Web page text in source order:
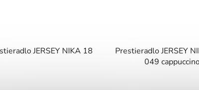
JERSEY NIKA 18
Prestieradlo JERSEY
049